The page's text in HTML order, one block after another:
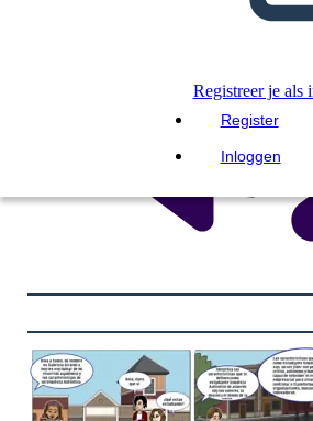
Registreer je als
Register
Inloggen